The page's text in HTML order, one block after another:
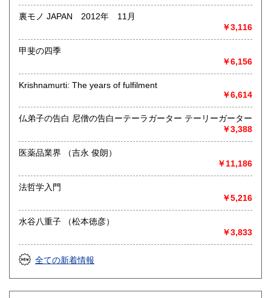
カルチャー、古書一般（その他）
書籍全般
裏モノ JAPAN 2012年 11月
￥3,116
甲斐の四季
￥6,156
Krishnamurti: The years of fulfilment
￥6,614
仏弟子の告白 尼僧の告白ーテーラガーター テーリーガーター
￥3,388
医薬品業界 （吉永 俊朗）
￥11,186
法哲学入門
￥5,216
水谷八重子 （松本徳彦）
￥3,833
全ての新着情報